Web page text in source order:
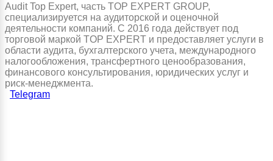
Audit Top Expert, часть TOP EXPERT GROUP,
специализируется на аудиторской и оценочной
деятельности компаний. С 2016 года действует под
торговой маркой TOP EXPERT и предоставляет услуги в
области аудита, бухгалтерского учета, международного
налогообложения, трансфертного ценообразования,
финансового консультирования, юридических услуг и
риск-менеджмента.
Telegram